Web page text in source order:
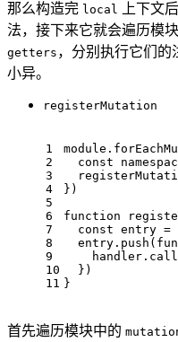
那么构造完 local 上下文
法，接下来它就会遍历模
getters ，分别执行它们的
小异。
registerMutation
1
2
3
4
5
6
7
8
9
10
11
module .
const
})
function
const entry =
  entry.
push (
    handler.
call
  })
}
首先遍历模块中的